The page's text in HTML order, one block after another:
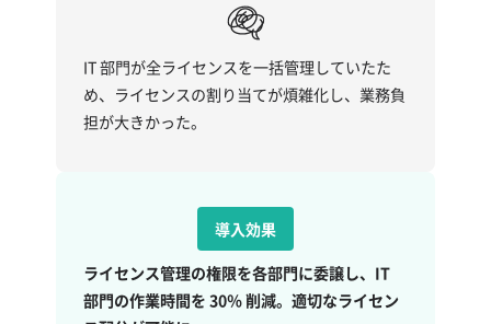
IT 部門が全ライセンスを一括管理していたた
め、ライセンスの割り当てが煩雑化し、業務負
担が大きかった。
導入効果
ライセンス管理の権限を各部門に委譲し、IT
部門の作業時間を 30％ 削減。適切なライセン